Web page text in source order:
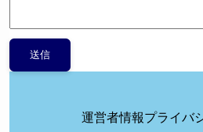
運営者情報プライバ